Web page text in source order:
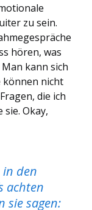
zu sein.
hören, was
kann sich
können nicht
die ich
Okay,
in den
achten
sie sagen: